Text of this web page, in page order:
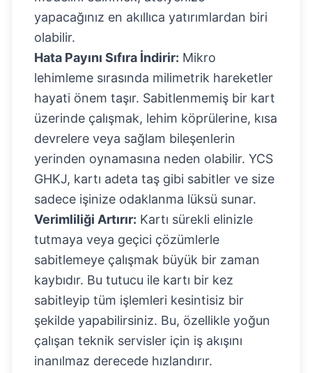
yapacağınız en akıllıca yatırımlardan biri
olabilir.
Hata Payını Sıfıra İndirir: Mikro
lehimleme sırasında milimetrik hareketler
hayati önem taşır. Sabitlenmemiş bir kart
üzerinde çalışmak, lehim köprülerine, kısa
devrelere veya sağlam bileşenlerin
yerinden oynamasına neden olabilir. YCS
GHKJ, kartı adeta taş gibi sabitler ve size
sadece işinize odaklanma lüksü sunar.
Verimliliği Artırır: Kartı sürekli elinizle
tutmaya veya geçici çözümlerle
sabitlemeye çalışmak büyük bir zaman
kaybıdır. Bu tutucu ile kartı bir kez
sabitleyip tüm işlemleri kesintisiz bir
şekilde yapabilirsiniz. Bu, özellikle yoğun
çalışan teknik servisler için iş akışını
inanılmaz derecede hızlandırır.